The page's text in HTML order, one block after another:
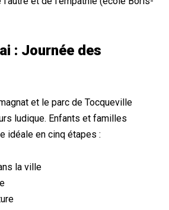
: Journée des
et le parc de Tocqueville
ludique. Enfants et familles
idéale en cinq étapes :
la ville